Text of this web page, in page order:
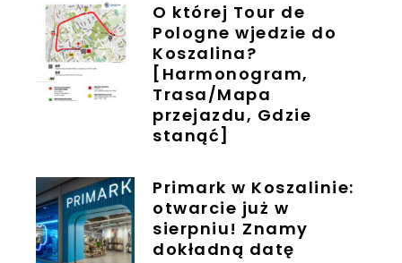
O której Tour de
Pologne wjedzie do
Koszalina?
[Harmonogram,
Trasa/Mapa
przejazdu, Gdzie
stanąć]
Primark w Koszalinie:
otwarcie już w
sierpniu! Znamy
dokładną datę